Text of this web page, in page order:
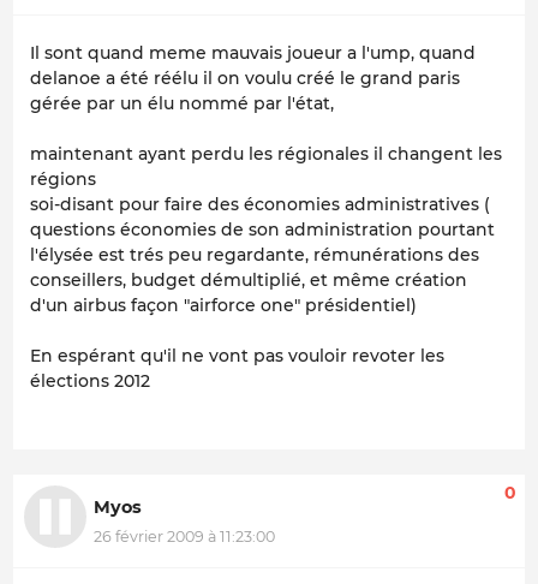
Il sont quand meme mauvais joueur a l'ump, quand
delanoe a été réélu il on voulu créé le grand paris
gérée par un élu nommé par l'état,
maintenant ayant perdu les régionales il changent les
régions
soi-disant pour faire des économies administratives (
questions économies de son administration pourtant
l'élysée est trés peu regardante, rémunérations des
conseillers, budget démultiplié, et même création
d'un airbus façon "airforce one" présidentiel)
En espérant qu'il ne vont pas vouloir revoter les
élections 2012
Myos
26 février 2009 à 11:23:00
0